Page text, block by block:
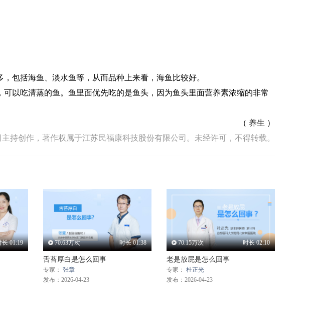
包括海鱼、淡水鱼等，从而品种上来看，海鱼比较好。
以吃清蒸的鱼。鱼里面优先吃的是鱼头，因为鱼头里面营养素浓缩的非常
（ 养生 ）
持创作，著作权属于江苏民福康科技股份有限公司。未经许可，不得转载。
长 01:19 70.63万次 时长 01:38
舌苔厚白是怎么回事
专家： 张章
发布：2026-04-23
70.15万次 时长 02:10
老是放屁是怎么回事
专家： 杜正光
发布：2026-04-23